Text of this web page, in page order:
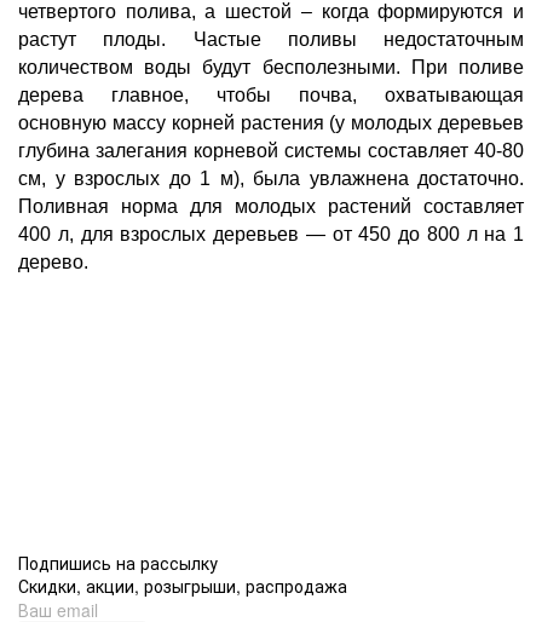
четвертого полива, а шестой – когда формируются и
растут плоды. Частые поливы недостаточным
количеством воды будут бесполезными. При поливе
дерева главное, чтобы почва, охватывающая
основную массу корней растения (у молодых деревьев
глубина залегания корневой системы составляет 40-80
см, у взрослых до 1 м), была увлажнена достаточно.
Поливная норма для молодых растений составляет
400 л, для взрослых деревьев — от 450 до 800 л на 1
дерево.
Подпишись на рассылку
Скидки, акции, розыгрыши, распродажа